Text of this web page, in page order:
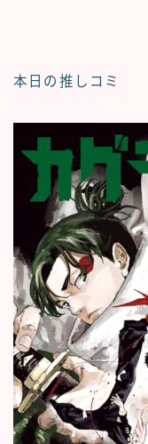
本日の推しコミ